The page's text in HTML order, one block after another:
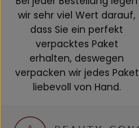
wir sehr viel Wert darauf,
dass Sie ein perfekt
verpacktes Paket
erhalten, deswegen
verpacken wir jedes Paket
liebevoll von Hand.